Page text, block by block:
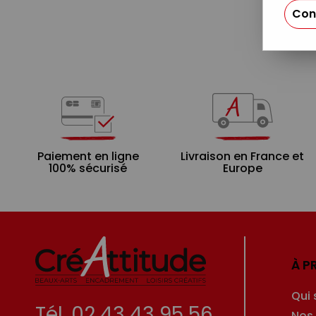
Paiement en ligne
100% sécurisé
Livraison en France et
Europe
À
Qui